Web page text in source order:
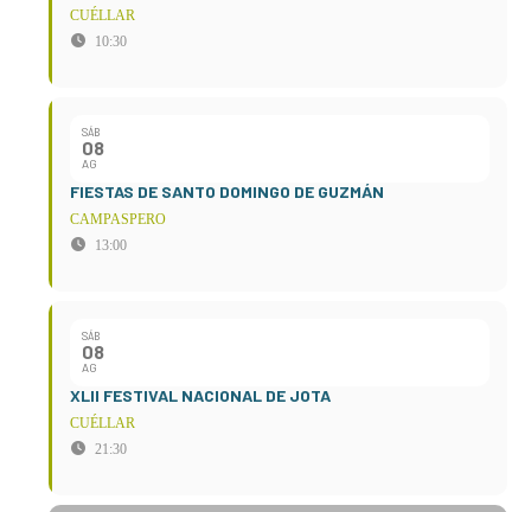
CUÉLLAR
10:30
SÁB
08
AG
FIESTAS DE SANTO DOMINGO DE GUZMÁN
CAMPASPERO
13:00
SÁB
08
AG
XLII FESTIVAL NACIONAL DE JOTA
CUÉLLAR
21:30